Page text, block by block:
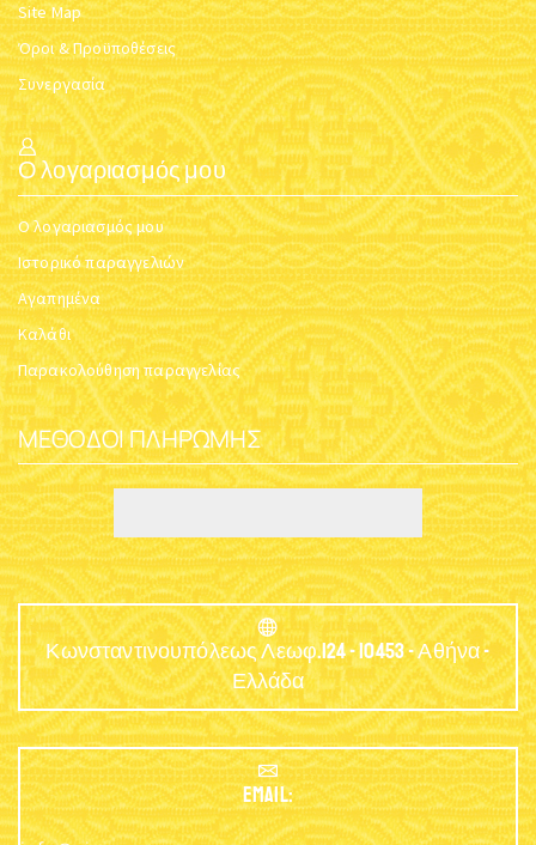
Site Map
Όροι & Προϋποθέσεις
Συνεργασία
Ο λογαριασμός μου
Ο λογαριασμός μου
Ιστορικό παραγγελιών
Αγαπημένα
Καλάθι
Παρακολούθηση παραγγελίας
ΜΈΘΟΔΟΙ ΠΛΗΡΩΜΉΣ
Κωνσταντινουπόλεως Λεωφ.124 - 10453 - Αθήνα -
Ελλάδα
EMAIL: